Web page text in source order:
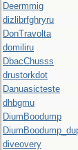
Deermmig
dizlibrfghryru
DonTravolta
domiliru
DbacChusss
drustorkdot
Danuasicteste
dhbgmu
DiumBoodump
diveovery